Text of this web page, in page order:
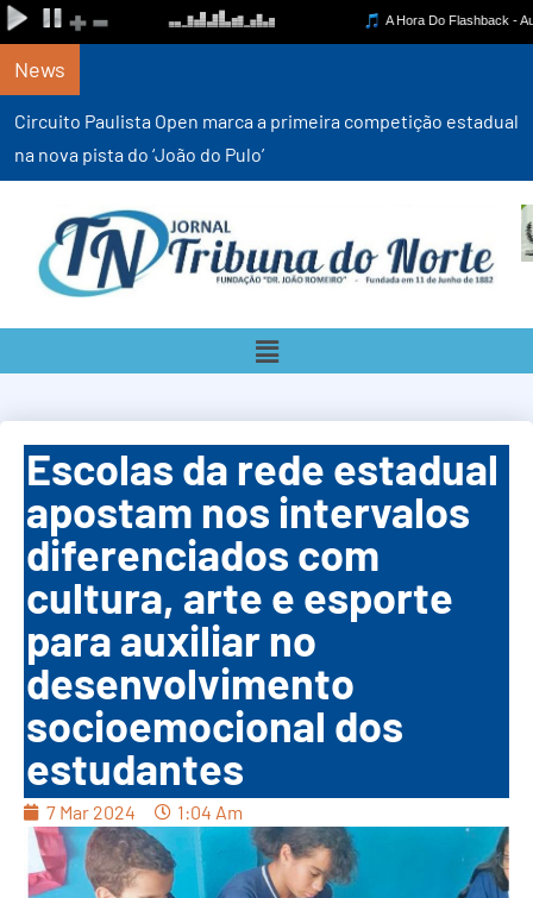
News
Circuito Paulista Open marca a primeira competição estadual
na nova pista do ‘João do Pulo’
Escolas da rede estadual
apostam nos intervalos
diferenciados com
cultura, arte e esporte
para auxiliar no
desenvolvimento
socioemocional dos
estudantes
7 Mar 2024 1:04 Am